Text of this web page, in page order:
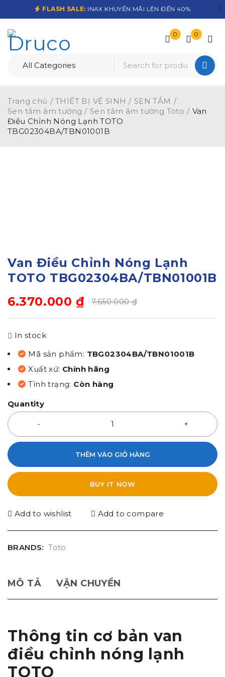
FLASH SALE: INAX KHUYẾN MÃI LÊN ĐẾN 40%
0 0
Trang chủ / THIẾT BỊ VỆ SINH / SEN TẮM /
Sen tắm âm tường / Sen tắm âm tường Toto / Van
Điều Chỉnh Nóng Lạnh TOTO
TBG02304BA/TBN01001B
Van Điều Chỉnh Nóng Lạnh
TOTO TBG02304BA/TBN01001B
7.650.000₫
6.370.000 ₫
In stock
Mã sản phẩm: TBG02304BA/TBN01001B
Xuất xứ: Chính hãng
Tình trạng: Còn hàng
Quantity
THÊM VÀO GIỎ HÀNG
BUY IT NOW
Add to wishlist Add to compare
BRANDS: Toto
MÔ TẢ VẬN CHUYỂN
Thông tin cơ bản van
điều chỉnh nóng lạnh
TOTO